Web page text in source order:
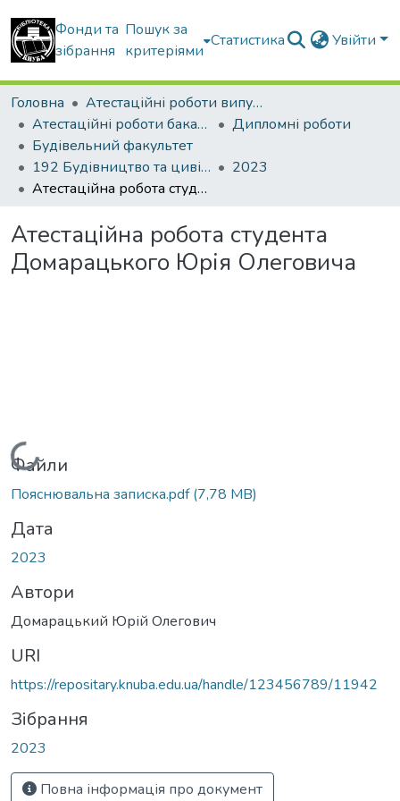
Фонди та
зібрання
Пошук за
критеріями
Статистика Увійти
Головна
Атестаційні роботи випускників
Атестаційні роботи бакалаврів
Дипломні роботи
Будівельний факультет
192 Будівництво та цивільна інженерія. Промислове і цивільне будівництво
2023
Атестаційна робота студента Домарацького Юрія Олеговича
Атестаційна робота студента
Домарацького Юрія Олеговича
Вантажиться...
Файли
Пояснювальна записка.pdf(7,78 MB)
Дата
2023
Автори
Домарацький Юрій Олегович
URI
https://repositary.knuba.edu.ua/handle/123456789/11942
Зібрання
2023
Повна інформація про документ